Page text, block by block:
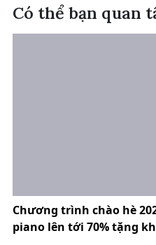
Có thể bạn quan
Chương trình chào hè
piano lên tới 70% tặng